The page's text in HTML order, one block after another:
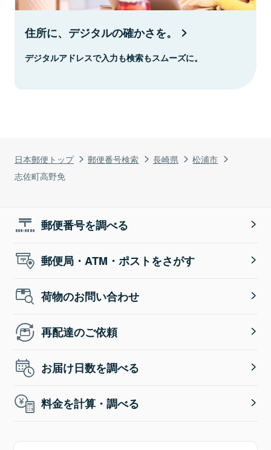
日本郵便トップ 郵便番号検索 長崎県
松浦市
志佐町高野免
住所に、デジタルの確かさを。
デジタルアドレスで入力も検索もスムーズに。
郵便番号を調べる
郵便局・ATM・ポストをさがす
荷物のお問い合わせ
再配達のご依頼
お届け日数を調べる
料金を計算・調べる